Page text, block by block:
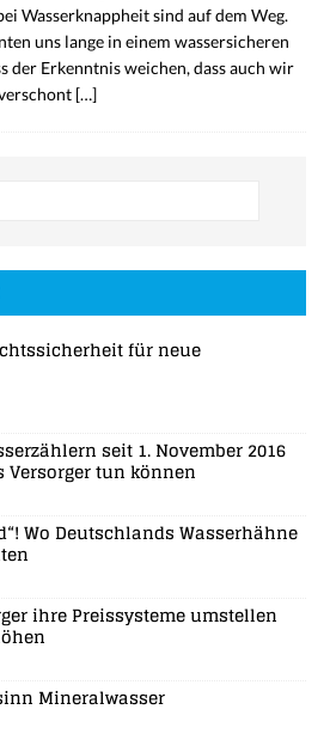
Wasserknappheit sind auf dem Weg.
uns lange in einem wassersicheren
der Erkenntnis weichen, dass auch wir
[…]
für neue
seit 1. November 2016
tun können
Wo Deutschlands Wasserhähne
ihre Preissysteme umstellen
Mineralwasser